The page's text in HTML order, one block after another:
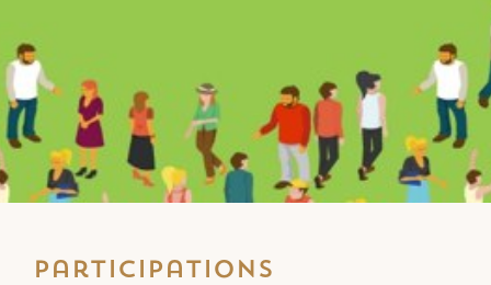
Participations